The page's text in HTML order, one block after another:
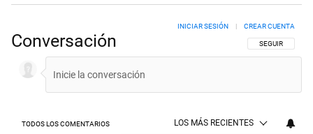
Conversación SIGA ESTA
SEGUIR
INICIAR SESIÓN CREAR CUENTA
TODOS LOS COMENTARIOS LOS MÁS RECIENTES